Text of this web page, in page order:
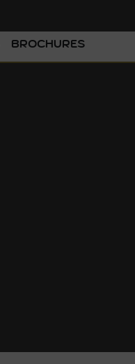
BROCHURES